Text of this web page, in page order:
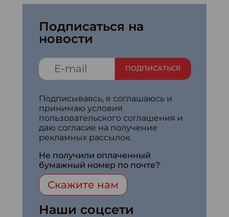
Подписаться на
новости
ПОДПИСАТЬСЯ
Подписываясь, я соглашаюсь и
принимаю условия
пользовательского соглашения и
даю согласие на получение
рекламных рассылок.
Не получили оплаченный
бумажный номер по почте?
Скажите нам
Наши соцсети